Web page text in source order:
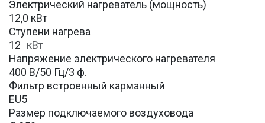
Электрический нагреватель (мощность)
12,0 кВт
Ступени нагрева
12 кВт
Напряжение электрического нагревателя
400 В/50 Гц/3 ф.
Фильтр встроенный карманный
EU5
Размер подключаемого воздуховода